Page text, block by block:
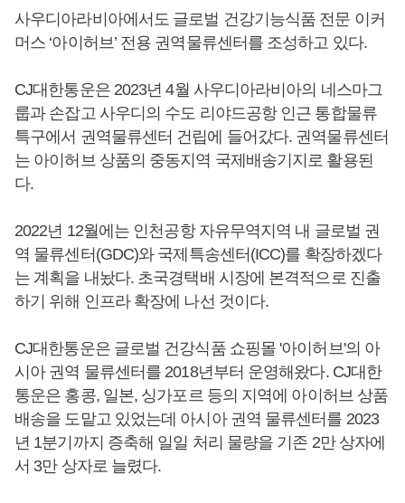
사우디아라비아에서도 글로벌 건강기능식품 전문 이커
머스 ‘아이허브’ 전용 권역물류센터를 조성하고 있다.
CJ대한통운은 2023년 4월 사우디아라비아의 네스마그
룹과 손잡고 사우디의 수도 리야드공항 인근 통합물류
특구에서 권역물류센터 건립에 들어갔다. 권역물류센터
는 아이허브 상품의 중동지역 국제배송기지로 활용된
다.
2022년 12월에는 인천공항 자유무역지역 내 글로벌 권
역 물류센터(GDC)와 국제특송센터(ICC)를 확장하겠다
는 계획을 내놨다. 초국경택배 시장에 본격적으로 진출
하기 위해 인프라 확장에 나선 것이다.
CJ대한통운은 글로벌 건강식품 쇼핑몰 '아이허브'의 아
시아 권역 물류센터를 2018년부터 운영해왔다. CJ대한
통운은 홍콩, 일본, 싱가포르 등의 지역에 아이허브 상품
배송을 도맡고 있었는데 아시아 권역 물류센터를 2023
년 1분기까지 증축해 일일 처리 물량을 기존 2만 상자에
서 3만 상자로 늘렸다.